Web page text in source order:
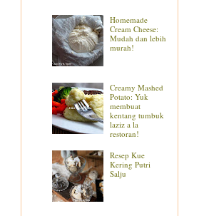
Homemade
Cream Cheese:
Mudah dan lebih
murah!
Creamy Mashed
Potato: Yuk
membuat
kentang tumbuk
laziz a la
restoran!
Resep Kue
Kering Putri
Salju